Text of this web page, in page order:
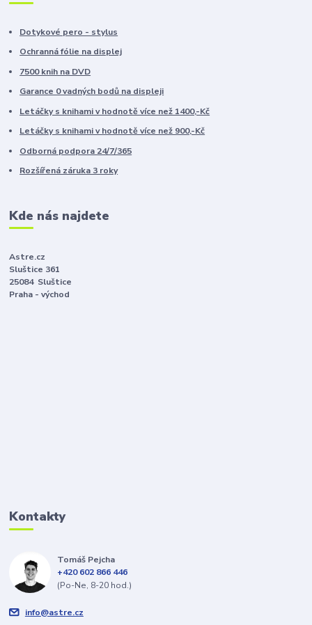
Dotykové pero - stylus
Ochranná fólie na displej
7500 knih na DVD
Garance 0 vadných bodů na displeji
Letáčky s knihami v hodnotě více než 1400,-Kč
Letáčky s knihami v hodnotě více než 900,-Kč
Odborná podpora 24/7/365
Rozšířená záruka 3 roky
Kde nás najdete
Astre.cz
Sluštice 361
25084 Sluštice
Praha - východ
Kontakty
Tomáš Pejcha
+420 602 866 446
(Po-Ne, 8-20 hod.)
info@astre.cz